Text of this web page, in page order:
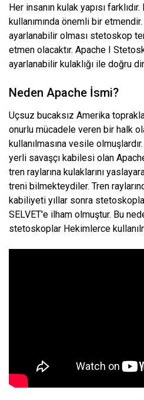
Her insanın kulak yapısı
kullanımında önemli bir
ayarlanabilir olması stetoskop
etmen olacaktır. Apache I
ayarlanabilir kulaklığı ile doğru
Neden Apache İsmi?
Uçsuz bucaksız Amerika
onurlu mücadele veren bir halk
kullanılmasına vesile
yerli savaşçı kabilesi olan
tren raylarına kulaklarını
treni bilmekteydiler. Tren
kabiliyeti yıllar sonra
SELVET'e ilham olmuştur. Bu
stetoskoplar Hekimlerce